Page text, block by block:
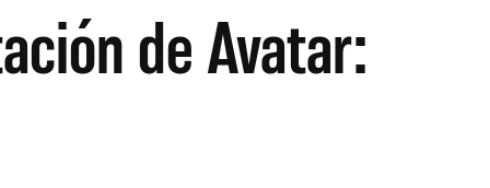
de Avatar: